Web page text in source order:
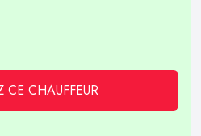
CE CHAUFFEUR